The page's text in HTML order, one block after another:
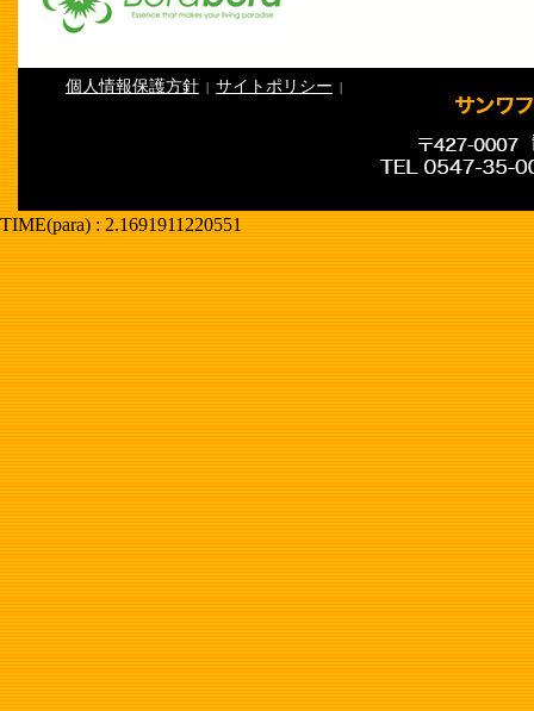
個人情報保護方針 | サイトポリシー |
TIME(para) : 2.1691911220551